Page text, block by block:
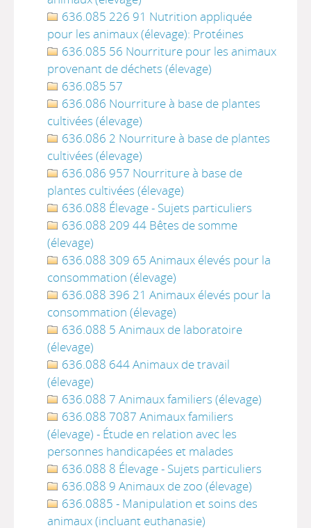
636.085 226 91 Nutrition appliquée
pour les animaux (élevage): Protéines
636.085 56 Nourriture pour les animaux
provenant de déchets (élevage)
636.085 57
636.086 Nourriture à base de plantes
cultivées (élevage)
636.086 2 Nourriture à base de plantes
cultivées (élevage)
636.086 957 Nourriture à base de
plantes cultivées (élevage)
636.088 Élevage - Sujets particuliers
636.088 209 44 Bêtes de somme
(élevage)
636.088 309 65 Animaux élevés pour la
consommation (élevage)
636.088 396 21 Animaux élevés pour la
consommation (élevage)
636.088 5 Animaux de laboratoire
(élevage)
636.088 644 Animaux de travail
(élevage)
636.088 7 Animaux familiers (élevage)
636.088 7087 Animaux familiers
(élevage) - Étude en relation avec les
personnes handicapées et malades
636.088 8 Élevage - Sujets particuliers
636.088 9 Animaux de zoo (élevage)
636.0885 - Manipulation et soins des
animaux (incluant euthanasie)